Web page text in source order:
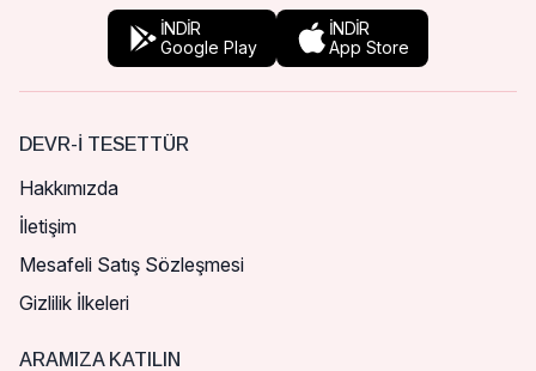
İNDİR
Google Play
İNDİR
App Store
DEVR-I TESETTÜR
Hakkımızda
İletişim
Mesafeli Satış Sözleşmesi
Gizlilik İlkeleri
ARAMIZA KATILIN